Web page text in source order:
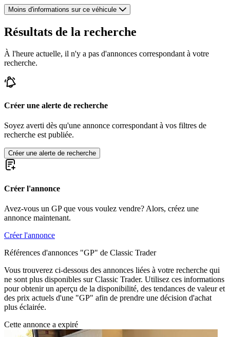
Moins d'informations sur ce véhicule
Résultats de la recherche
À l'heure actuelle, il n'y a pas d'annonces correspondant à votre
recherche.
Créer une alerte de recherche
Soyez averti dès qu'une annonce correspondant à vos filtres de
recherche est publiée.
Créer une alerte de recherche
Créer l'annonce
Avez-vous un GP que vous voulez vendre? Alors, créez une
annonce maintenant.
Créer l'annonce
Références d'annonces "GP" de Classic Trader
Vous trouverez ci-dessous des annonces liées à votre recherche qui
ne sont plus disponibles sur Classic Trader. Utilisez ces informations
pour obtenir un aperçu de la disponibilité, des tendances de valeur et
des prix actuels d'une "GP" afin de prendre une décision d'achat
plus éclairée.
Cette annonce a expiré